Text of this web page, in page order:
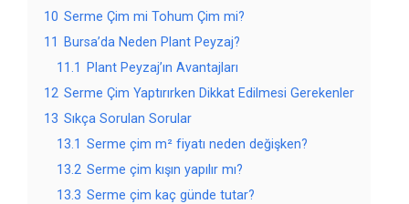
10 Serme Çim mi Tohum Çim mi?
11
Bursa’da Neden Plant Peyzaj?
11.1
Plant Peyzaj’ın Avantajları
12 Serme Çim Yaptırırken Dikkat Edilmesi Gerekenler
13 Sıkça Sorulan Sorular
13.1 Serme çim m² fiyatı neden değişken?
13.2 Serme çim kışın yapılır mı?
13.3 Serme çim kaç günde tutar?